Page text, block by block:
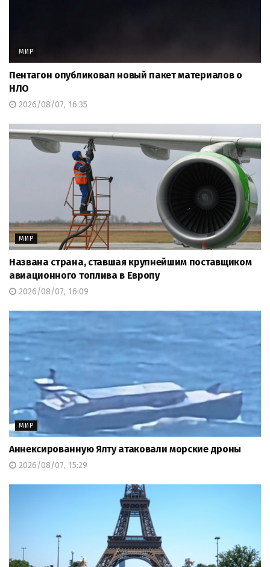
МИР
Пентагон опубликовал новый пакет материалов о
НЛО
2026/08/07, 16:35
МИР
Названа страна, ставшая крупнейшим поставщиком
авиационного топлива в Европу
2026/08/07, 16:09
МИР
Аннексированную Ялту атаковали морские дроны
2026/08/07, 15:29